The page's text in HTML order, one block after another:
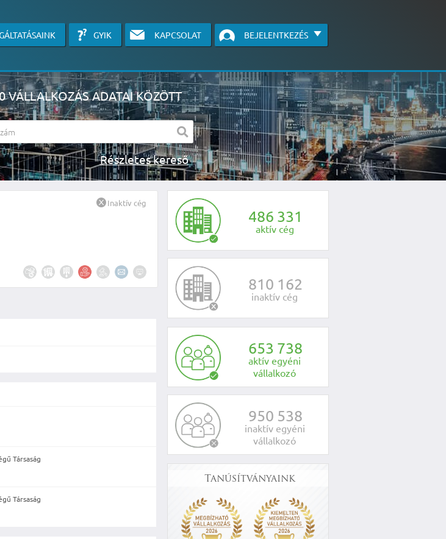
GYIK KAPCSOLAT BEJELENTKEZÉS
VÁLLALKOZÁS ADATAI KÖZÖTT
Részletes kereső
kérjük jelentkezzen be, vagy vegye fel velünk a kapcsolatot az alábbi
ÁRAJÁNLATOT IDE KATTINTVA!
486 331
aktív cég
810 162
inaktív cég
653 738
aktív egyéni
vállalkozó
950 538
inaktív egyéni
vállalkozó
Tanúsítványaink
Inaktív cég
Társaság
Társaság